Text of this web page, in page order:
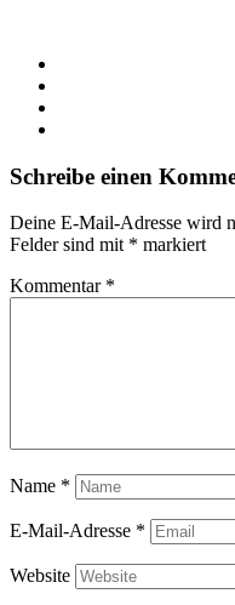
Schreibe einen
Deine E-Mail-Adresse wird
Felder sind mit * markiert
Kommentar *
Name *
E-Mail-Adresse *
Website